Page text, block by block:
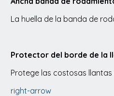
La huella de la banda de
Protector del borde de la
Protege las costosas
right-arrow